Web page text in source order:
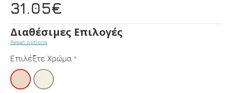
31.05€
Διαθέσιμες Επιλογές
Reset options
Επιλέξτε Χρώμα